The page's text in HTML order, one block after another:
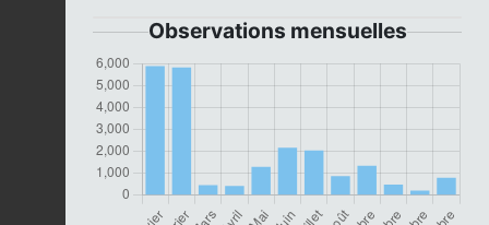
Observations mensuelles